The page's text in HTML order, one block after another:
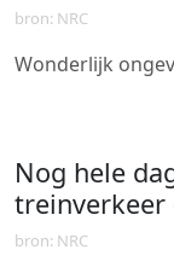
bron: NRC
Wonderlijk
Nog hele
bron: NRC